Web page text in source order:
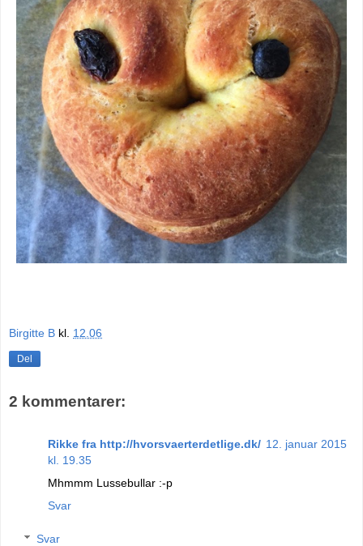
Birgitte B kl. 12.06
Del
2 kommentarer:
Rikke fra http://hvorsvaerterdetlige.dk/ 12. januar 2015
kl. 19.35
Mhmmm Lussebullar :-p
Svar
Svar